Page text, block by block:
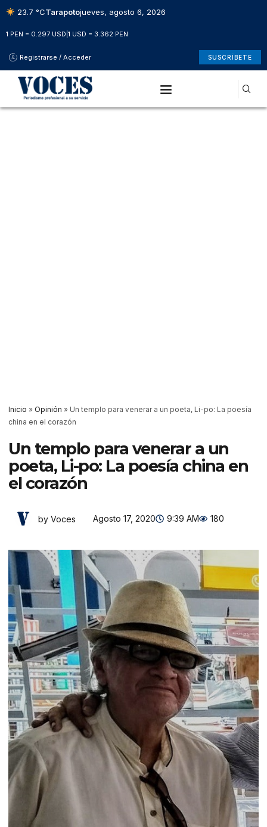
23.7 °CTarapotojueves, agosto 6, 2026
1 PEN = 0.297 USD 1 USD = 3.362 PEN
Registrarse / Acceder SUSCRÍBETE
Inicio » Opinión » Un templo para venerar a un poeta, Li-po: La poesía
china en el corazón
Un templo para venerar a un
poeta, Li-po: La poesía china en
el corazón
by Voces Agosto 17, 2020 9:39 AM 180